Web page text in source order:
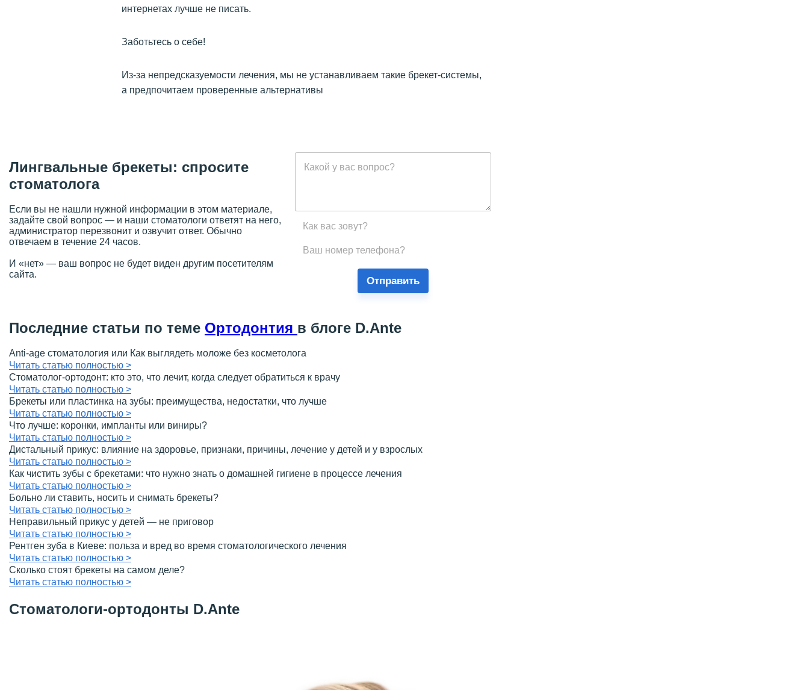
интернетах лучше не писать.
Заботьтесь о себе!
Из-за непредсказуемости лечения, мы не устанавливаем такие брекет-системы,
а предпочитаем проверенные альтернативы
Лингвальные брекеты: спросите
стоматолога
Если вы не нашли нужной информации в этом материале,
задайте свой вопрос — и наши стоматологи ответят на него,
администратор перезвонит и озвучит ответ. Обычно
отвечаем в течение 24 часов.
И «нет» — ваш вопрос не будет виден другим посетителям
сайта.
Отправить
Последние статьи по теме Ортодонтия в блоге D.Ante
Anti-age стоматология или Как выглядеть моложе без косметолога
Читать статью полностью >
Стоматолог-ортодонт: кто это, что лечит, когда следует обратиться к врачу
Читать статью полностью >
Брекеты или пластинка на зубы: преимущества, недостатки, что лучше
Читать статью полностью >
Что лучше: коронки, импланты или виниры?
Читать статью полностью >
Дистальный прикус: влияние на здоровье, признаки, причины, лечение у детей и у взрослых
Читать статью полностью >
Как чистить зубы с брекетами: что нужно знать о домашней гигиене в процессе лечения
Читать статью полностью >
Больно ли ставить, носить и снимать брекеты?
Читать статью полностью >
Неправильный прикус у детей — не приговор
Читать статью полностью >
Рентген зуба в Киеве: польза и вред во время стоматологического лечения
Читать статью полностью >
Сколько стоят брекеты на самом деле?
Читать статью полностью >
Стоматологи-ортодонты D.Ante